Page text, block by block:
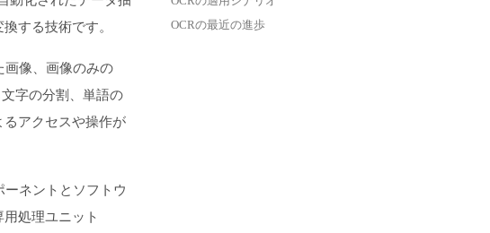
する技術です。
画像、画像のみの
字の分割、単語の
アクセスや操作が
ネントとソフトウ
処理ユニット
OCRの最近の進歩